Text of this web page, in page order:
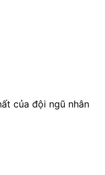
của đội ngũ nhân